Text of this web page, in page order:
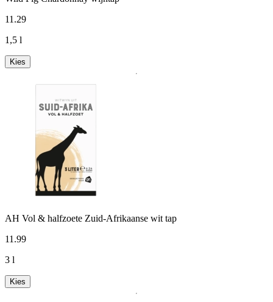
11 .29
1,5 l
Kies
AH Vol & halfzoete Zuid-Afrikaanse wit tap
11 .99
3 l
Kies